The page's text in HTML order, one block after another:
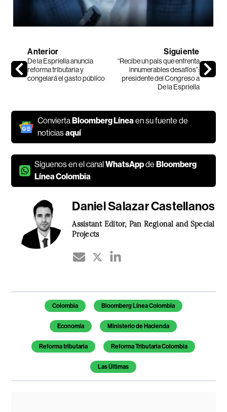
Anterior
De la Espriella anuncia
reforma tributaria y
congelará el gasto público
Siguiente
“Recibe un país que enfrenta
innumerables desafíos”:
presidente del Congreso a
De la Espriella
Convierta Bloomberg Líneaen su fuente de
noticiasaquí
Síguenos en el canalWhatsAppde Bloomberg
Línea Colombia
Daniel Salazar Castellanos
Assistant Editor, Pan Regional and Special
Projects
Temas de este artículo
Colombia Bloomberg Línea Colombia
Economía Ministerio de Hacienda
Reforma tributaria Reforma Tributaria Colombia
Las Últimas